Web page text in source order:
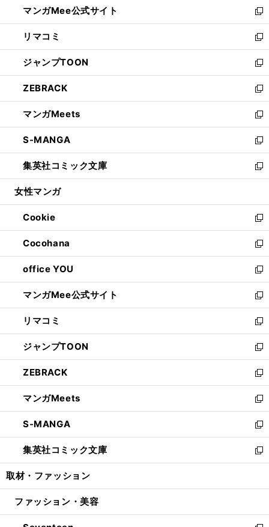
く
ド
ウ
で
開
く
ィ
ン
ド
ウ
で
開
く
い
ウ
ィ
ン
ド
ウ
で
開
く
マンガMee公式サイト
新
し
い
ウ
ィ
ン
ド
ウ
で
開
く
リマコミ
新
し
い
ウ
ィ
ン
ド
ウ
で
開
く
ジャンプTOON
新
し
い
ウ
ィ
ン
ド
ウ
で
開
ZEBRACK
新
し
い
ウ
ィ
ン
ド
ウ
開
く
マンガMeets
新
し
い
ウ
ィ
ン
ウ
で
開
く
S-MANGA
新
し
い
ウ
ン
ド
ウ
で
開
く
集英社コミック文庫
新
し
ウ
ィ
ン
ド
ウ
で
開
く
女性マンガ
Cookie
新
し
い
ウ
ィ
ン
ド
ウ
で
開
く
Cocohana
新
し
い
ウ
ィ
ン
ド
ウ
で
開
く
office YOU
新
し
い
ウ
ィ
ン
ド
ウ
で
開
く
マンガMee公式サイト
新
し
い
ウ
ィ
ン
ド
ウ
で
開
く
リマコミ
新
し
い
ウ
ィ
ン
ド
ウ
で
開
く
ジャンプTOON
新
し
い
ウ
ィ
ン
ド
ウ
で
開
ZEBRACK
新
し
い
ウ
ィ
ン
ド
ウ
開
マンガMeets
新
し
い
ウ
ィ
ン
ウ
開
S-MANGA
新
し
い
ウ
ン
ウ
集英社コミック文庫
新
し
ウ
ン
取材・ファッション
ファッション・美容